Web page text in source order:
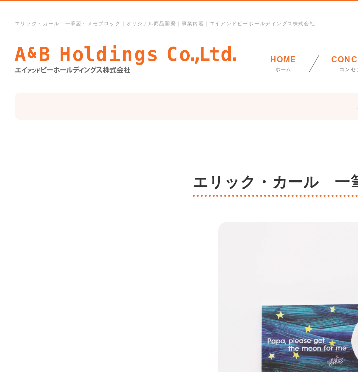
エリック・カール 一筆箋・メモブロック｜オリジナル商品開発｜事業内容｜エイアンドビーホールディングス株式会社
HOME
ホーム コンセ
エリック・カール 一